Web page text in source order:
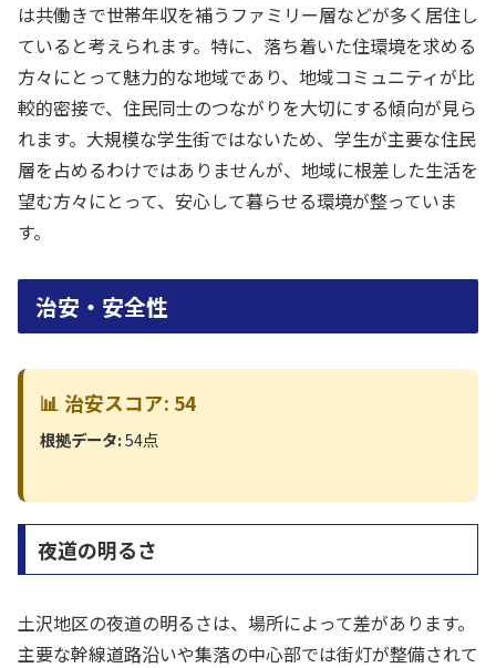
は共働きで世帯年収を補うファミリー層などが多く居住し
ていると考えられます。特に、落ち着いた住環境を求める
方々にとって魅力的な地域であり、地域コミュニティが比
較的密接で、住民同士のつながりを大切にする傾向が見ら
れます。大規模な学生街ではないため、学生が主要な住民
層を占めるわけではありませんが、地域に根差した生活を
望む方々にとって、安心して暮らせる環境が整っていま
す。
治安・安全性
📊 治安スコア: 54
根拠データ:54点
夜道の明るさ
土沢地区の夜道の明るさは、場所によって差があります。
主要な幹線道路沿いや集落の中心部では街灯が整備されて